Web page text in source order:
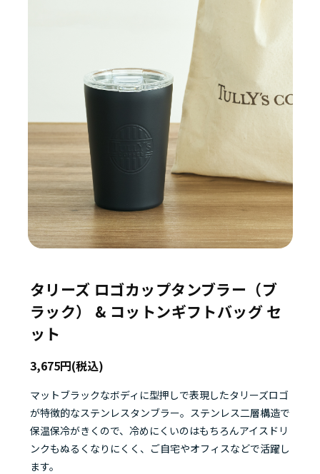
タリーズ ロゴカップタンブラー（ブ
ラック） & コットンギフトバッグ セ
ット
3,675円(税込)
マットブラックなボディに型押しで表現したタリーズロゴ
が特徴的なステンレスタンブラー。ステンレス二層構造で
保温保冷がきくので、冷めにくいのはもちろんアイスドリ
ンクもぬるくなりにくく、ご自宅やオフィスなどで活躍し
ます。